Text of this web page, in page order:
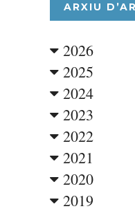
ARXIU
2026
2025
2024
2023
2022
2021
2020
2019